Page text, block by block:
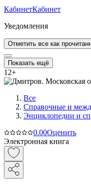
КабинетКабинет
Уведомления
Отметить все как
Показать ещё
12+
Все
Справочные и
Энциклопедии и
0.00Оценить
Электронная книга